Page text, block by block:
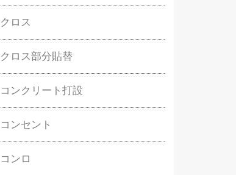
クロス
クロス部分貼替
コンクリート打設
コンセント
コンロ